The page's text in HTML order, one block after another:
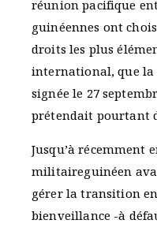
réunion pacifique
guinéennes ont
droits les plus
international, que
signée le 27
prétendait pourtant
Jusqu’à récemment
militaireguinéen
gérer la transition
bienveillance -à